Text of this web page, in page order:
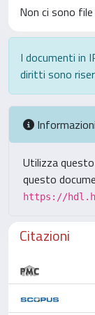
Non ci sono
I documenti in
diritti sono
Informazioni
Utilizza
questo
https://
Citazioni